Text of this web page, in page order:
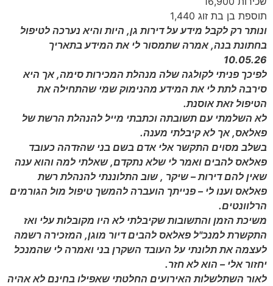
תוספת בן בת זוג 1,440
ונותר רק לקבל מידע על דירות גן, היות והיא נערכה לטיפול
בחתונת בנה, אמרה שתמסור לי את המידע בתאריך
10.05.26
לפיכך פניתי לקולגה שלה מנהלת המכירות סימה, אך היא
סירבה לתת לי את המידע מהנימוק שמי שהתחילה את
הטיפול זאת אוסנת.
לא השלמתי עם תשובתה וכתבתי מייל להנהלת הרשת של
פאלאס, אך לא קיבלתי מענה.
בשלב מסוים התקשר אלי אדם בשם בני שהזדהה כעובד
פאלאס להבים ואמר לי שלא נתקדם, שאלתי למה והוא ענה
שאין להם דירות – שיקר , שוב התלוננתי להנהלת רשת
פאלאס וענו לי – פנייתך הועברה להמשך טיפול מול הגורמים
הרלוונטים.
משיכת הזמן והתשובות שקיבלתי לא היו מקובלות עלי ואז
התקשרת למנכ"ל פאלאס להבים דיור מוגן, המזכירה רשמה
לעצמה את תלונתי על העובד השקרן בני ואמרה לי שהמנכל
יחזור אלי – הוא לא חזר.
לאור השתלשלות האירועים החלטתי שאפילו בחינם לא אהיה